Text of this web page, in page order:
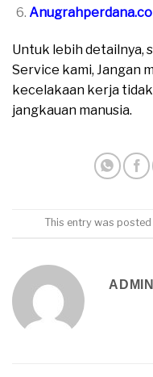
Untuk lebih detailnya,
Service kami, Jangan
kecelakaan kerja
jangkauan manusia.
This entry was posted
ADMIN